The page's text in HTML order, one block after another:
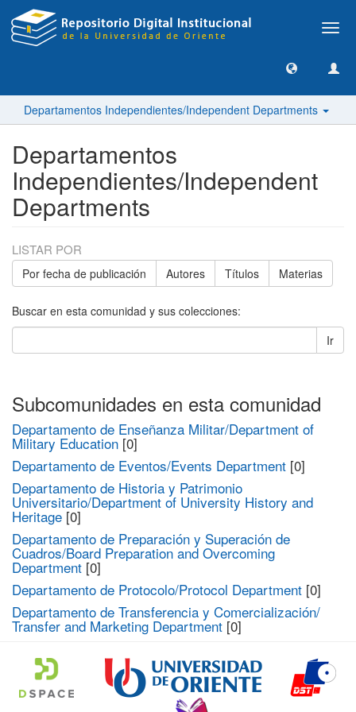
Departamentos Independientes/Independent Departments
Departamentos
Independientes/Independent
Departments
LISTAR POR
Por fecha de publicación Autores Títulos Materias
Buscar en esta comunidad y sus colecciones:
Ir
Subcomunidades en esta comunidad
Departamento de Enseñanza Militar/Department of
Military Education [0]
Departamento de Eventos/Events Department [0]
Departamento de Historia y Patrimonio
Universitario/Department of University History and
Heritage [0]
Departamento de Preparación y Superación de
Cuadros/Board Preparation and Overcoming
Department [0]
Departamento de Protocolo/Protocol Department [0]
Departamento de Transferencia y Comercialización/
Transfer and Marketing Department [0]